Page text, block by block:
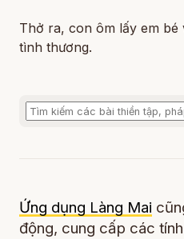
Thở ra, con ôm lấy em
tình thương.
Ứng dụng Làng Mai
động, cung cấp các